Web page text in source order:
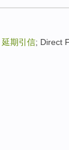
延期引信; Direct